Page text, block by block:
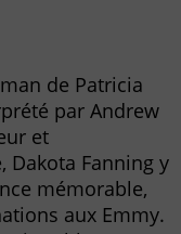
de Patricia
par Andrew
et
Dakota Fanning y
mémorable,
aux Emmy.